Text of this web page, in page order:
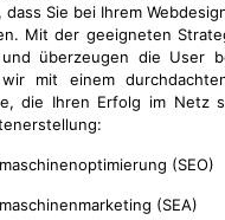
dass Sie bei Ihrem
Mit der geeigneten
überzeugen die User
wir mit einem
die Ihren Erfolg im Netz
(SEO)
(SEA)